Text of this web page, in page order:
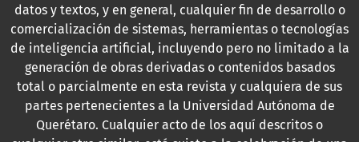
datos y textos, y en general, cualquier fin de desarrollo o
comercialización de sistemas, herramientas o tecnologías
de inteligencia artificial, incluyendo pero no limitado a la
generación de obras derivadas o contenidos basados
total o parcialmente en esta revista y cualquiera de sus
partes pertenecientes a la Universidad Autónoma de
Querétaro. Cualquier acto de los aquí descritos o